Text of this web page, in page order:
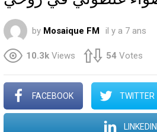
by Mosaique FM il y a 7 ans
10.3k Views 54 Votes
FACEBOOK TWITTER
LINKEDIN